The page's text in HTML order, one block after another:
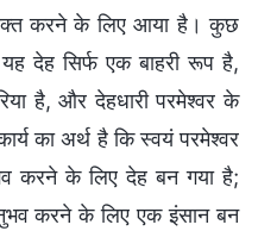
करने के लिए आया है। कुछ
देह सिर्फ एक बाहरी रूप है,
है, और देहधारी परमेश्वर के
का अर्थ है कि स्वयं परमेश्वर
करने के लिए देह बन गया है;
करने के लिए एक इंसान बन